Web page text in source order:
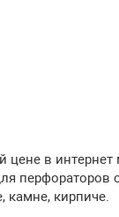
цене в интернет
перфораторов
камне, кирпиче.